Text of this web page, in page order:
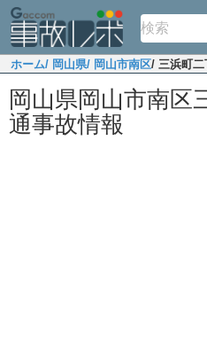
ホーム/ 岡山県/ 岡山市南区/ 三浜町二
岡山県岡山市南区
通事故情報